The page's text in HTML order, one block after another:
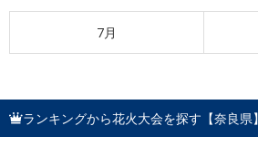
7月
ランキングから花火大会を探す【奈良県】